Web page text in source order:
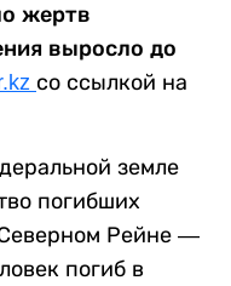
жертв
выросло до
со ссылкой на
земле
погибших
Рейне —
погиб в